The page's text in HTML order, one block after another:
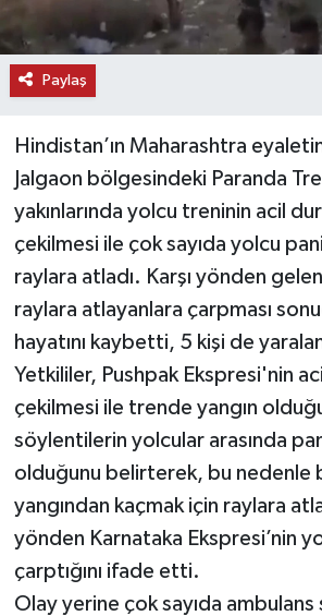
Paylaş
Hindistan’ın Maharashtra
Jalgaon bölgesindeki Paranda
yakınlarında yolcu treninin acil
çekilmesi ile çok sayıda yolcu
raylara atladı. Karşı yönden
raylara atlayanlara çarpması
hayatını kaybetti, 5 kişi de
Yetkililer, Pushpak Ekspresi'nin
çekilmesi ile trende yangın
söylentilerin yolcular arasında
olduğunu belirterek, bu nedenle
yangından kaçmak için raylara
yönden Karnataka Ekspresi’nin
çarptığını ifade etti.
Olay yerine çok sayıda
TEKNOLOJİ
TİCARET
YAŞAM